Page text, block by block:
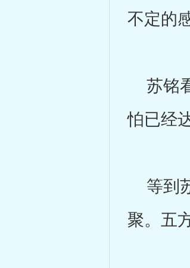
不定的
苏铭
怕已经
等到
聚。五